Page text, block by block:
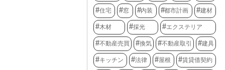
住宅 窓 内装 都市計画 建材
木材 採光 エクステリア
不動産売買 換気 不動産取引 建具
キッチン 法律 屋根 賃貸借契約